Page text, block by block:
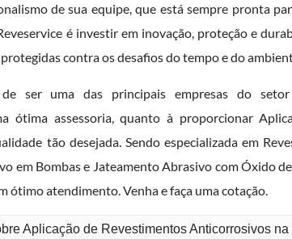
de sua equipe, que está sempre pronta
é investir em inovação, proteção e
contra os desafios do tempo e do
ser uma das principais empresas do setor
ótima assessoria, quanto à proporcionar
tão desejada. Sendo especializada em
em Bombas e Jateamento Abrasivo com Óxido
ótimo atendimento. Venha e faça uma cotação.
Aplicação de Revestimentos Anticorrosivos